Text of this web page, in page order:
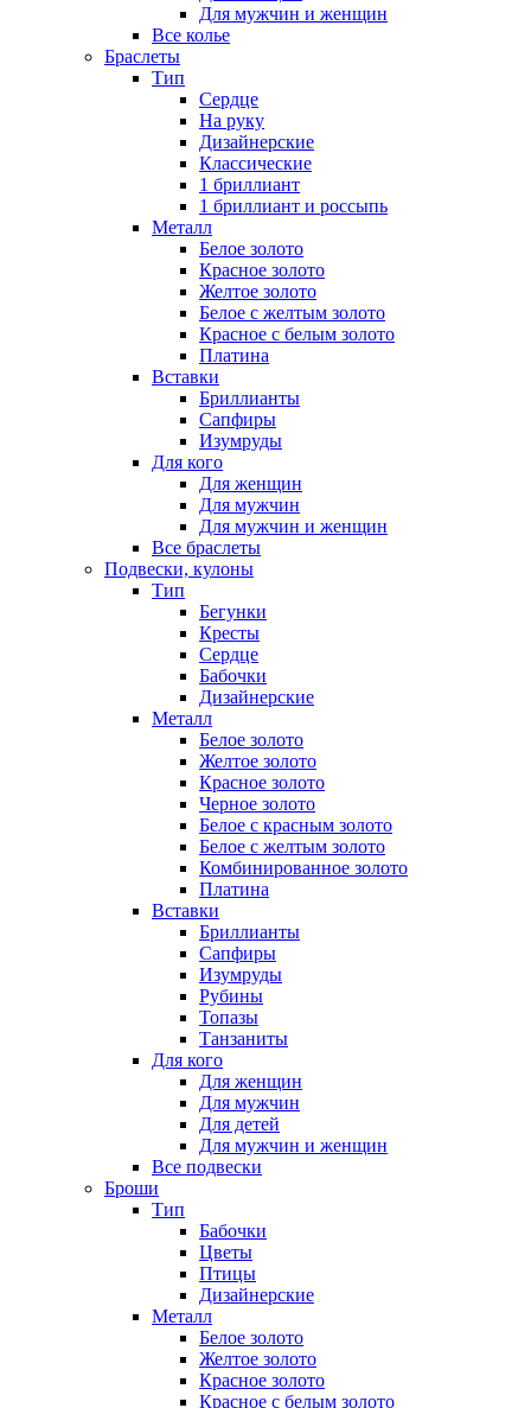
Для мужчин и женщин
Все колье
Браслеты
Тип
Сердце
На руку
Дизайнерские
Классические
1 бриллиант
1 бриллиант и россыпь
Металл
Белое золото
Красное золото
Желтое золото
Белое с желтым золото
Красное с белым золото
Платина
Вставки
Бриллианты
Сапфиры
Изумруды
Для кого
Для женщин
Для мужчин
Для мужчин и женщин
Все браслеты
Подвески, кулоны
Тип
Бегунки
Кресты
Сердце
Бабочки
Дизайнерские
Металл
Белое золото
Желтое золото
Красное золото
Черное золото
Белое с красным золото
Белое с желтым золото
Комбинированное золото
Платина
Вставки
Бриллианты
Сапфиры
Изумруды
Рубины
Топазы
Танзаниты
Для кого
Для женщин
Для мужчин
Для детей
Для мужчин и женщин
Все подвески
Броши
Тип
Бабочки
Цветы
Птицы
Дизайнерские
Металл
Белое золото
Желтое золото
Красное золото
Красное с белым золото